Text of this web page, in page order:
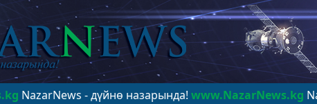
- дүйнө назарында!www.NazarNews.kgNazarNews - в